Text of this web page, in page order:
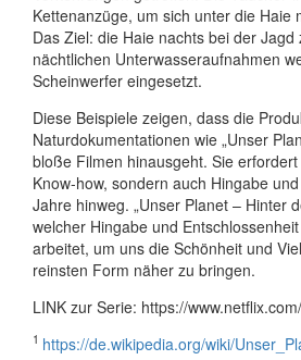
Kettenanzüge, um sich unter die Haie
Das Ziel: die Haie nachts bei der
nächtlichen Unterwasseraufnahmen
Scheinwerfer eingesetzt.
Diese Beispiele zeigen, dass die
Naturdokumentationen wie „Unser
bloße Filmen hinausgeht. Sie
Know-how, sondern auch Hingabe
Jahre hinweg. „Unser Planet – Hinter
welcher Hingabe und
arbeitet, um uns die Schönheit und
reinsten Form näher zu bringen.
LINK zur Serie: https://
1 https://de.wikipedia.org/wiki/